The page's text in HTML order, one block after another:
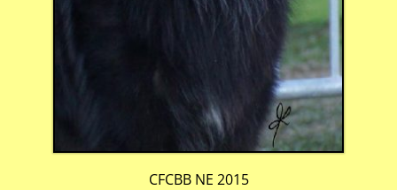
CFCBB NE 2015